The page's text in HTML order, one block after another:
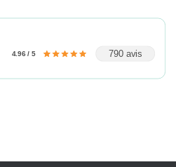
4.96 / 5 790 avis